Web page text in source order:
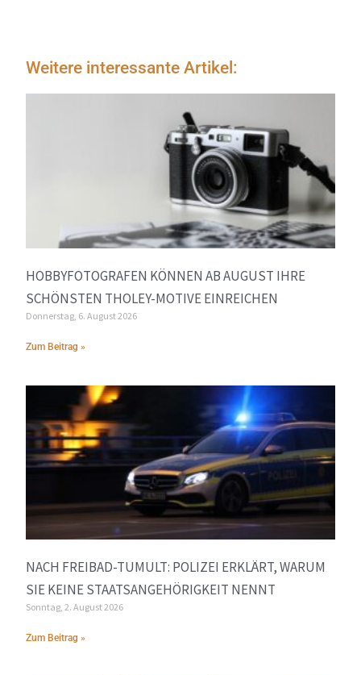
Weitere interessante Artikel:
HOBBYFOTOGRAFEN KÖNNEN AB AUGUST IHRE
SCHÖNSTEN THOLEY-MOTIVE EINREICHEN
Donnerstag, 6. August 2026
Zum Beitrag »
NACH FREIBAD-TUMULT: POLIZEI ERKLÄRT, WARUM
SIE KEINE STAATSANGEHÖRIGKEIT NENNT
Sonntag, 2. August 2026
Zum Beitrag »